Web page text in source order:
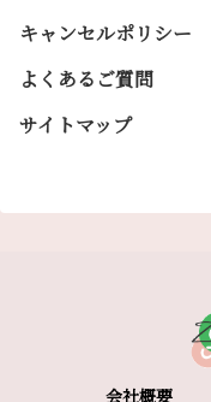
キャンセルポリシー
よくあるご質問
サイトマップ
会社概要